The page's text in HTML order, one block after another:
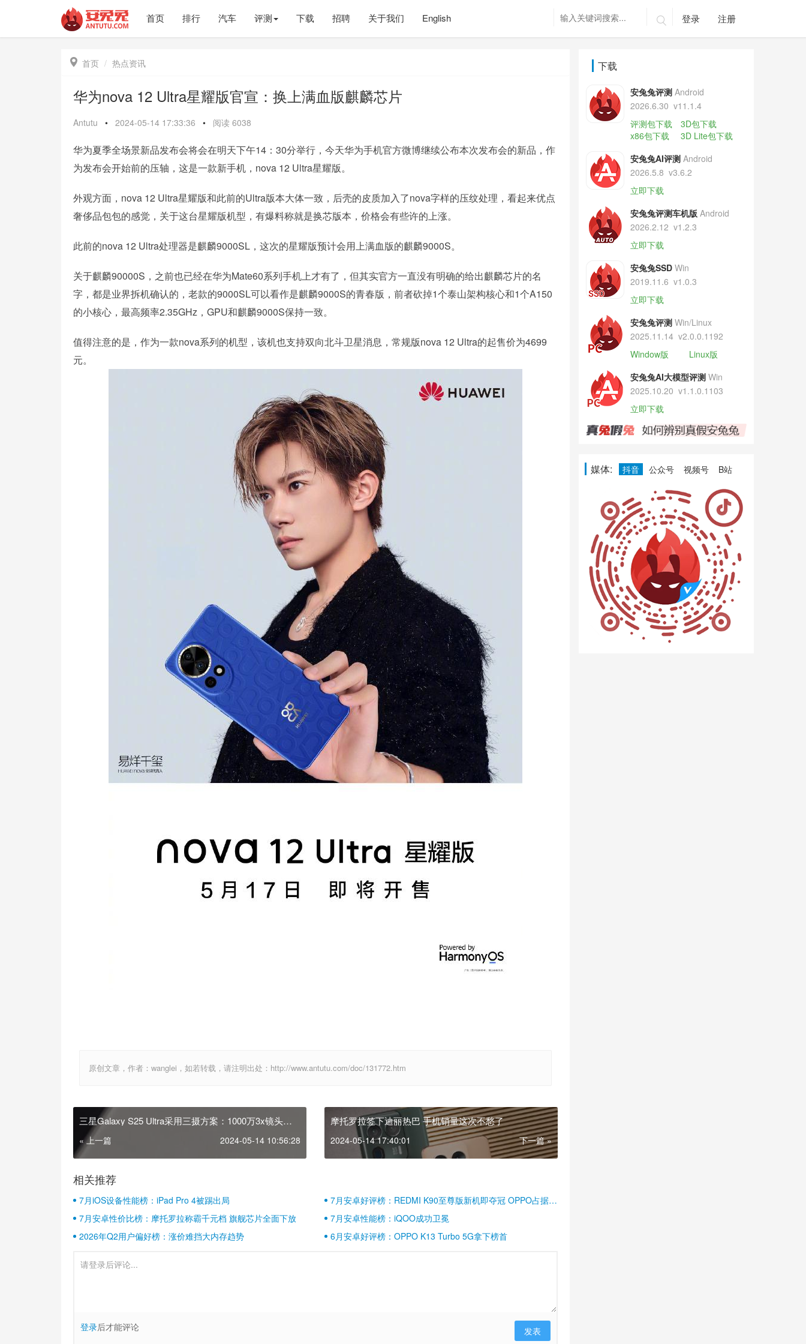
首页 排行 汽车 评测 下载 招聘 关于我们 English  登录 注册
 首页 热点资讯
华为nova 12 Ultra星耀版官宣：换上满血版麒麟芯片
Antutu • 2024-05-14 17:33:36 • 阅读 6038
华为夏季全场景新品发布会将会在明天下午14：30分举行，今天华为手机官方微博继续公布本次发布会的新品，作
为发布会开始前的压轴，这是一款新手机，nova 12 Ultra星耀版。
外观方面，nova 12 Ultra星耀版和此前的Ultra版本大体一致，后壳的皮质加入了nova字样的压纹处理，看起来优点
奢侈品包包的感觉，关于这台星耀版机型，有爆料称就是换芯版本，价格会有些许的上涨。
此前的nova 12 Ultra处理器是麒麟9000SL，这次的星耀版预计会用上满血版的麒麟9000S。
关于麒麟90000S，之前也已经在华为Mate60系列手机上才有了，但其实官方一直没有明确的给出麒麟芯片的名
字，都是业界拆机确认的，老款的9000SL可以看作是麒麟9000S的青春版，前者砍掉1个泰山架构核心和1个A150
的小核心，最高频率2.35GHz，GPU和麒麟9000S保持一致。
值得注意的是，作为一款nova系列的机型，该机也支持双向北斗卫星消息，常规版nova 12 Ultra的起售价为4699
元。
原创文章，作者：wanglei，如若转载，请注明出处：http://www.antutu.com/doc/131772.htm
三星Galaxy S25 Ultra采用三摄方案：1000万3x镜头再
« 上一篇 2024-05-14 10:56:28
摩托罗拉签下迪丽热巴 手机销量这次不愁了
2024-05-14 17:40:01 下一篇 »
相关推荐
7月iOS设备性能榜：iPad Pro 4被踢出局
7月安卓好评榜：REDMI K90至尊版新机即夺冠 OPPO占据半
壁江山
7月安卓性价比榜：摩托罗拉称霸千元档 旗舰芯片全面下放
7月安卓性能榜：iQOO成功卫冕
2026年Q2用户偏好榜：涨价难挡大内存趋势
6月安卓好评榜：OPPO K13 Turbo 5G拿下榜首
登录后才能评论 发表
下载
安兔兔评测 Android
2026.6.30 v11.1.4
评测包下载
3D包下载
x86包下载
3D Lite包下载
安兔兔AI评测 Android
2026.5.8 v3.6.2
立即下载
安兔兔评测车机版 Android
2026.2.12 v1.2.3
立即下载
安兔兔SSD Win
2019.11.6 v1.0.3
立即下载
安兔兔评测 Win/Linux
2025.11.14 v2.0.0.1192
Window版
Linux版
安兔兔AI大模型评测 Win
2025.10.20 v1.1.0.1103
立即下载
媒体: 抖音 公众号 视频号 B站